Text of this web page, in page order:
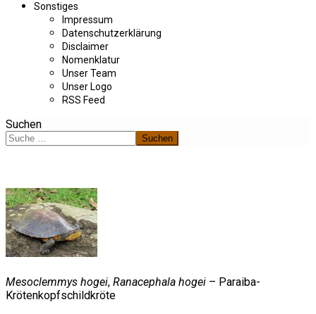
Sonstiges
Impressum
Datenschutzerklärung
Disclaimer
Nomenklatur
Unser Team
Unser Logo
RSS Feed
Suchen
Suchen
Mesoclemmys hogei, Ranacephala hogei – Paraiba-
Krötenkopfschildkröte